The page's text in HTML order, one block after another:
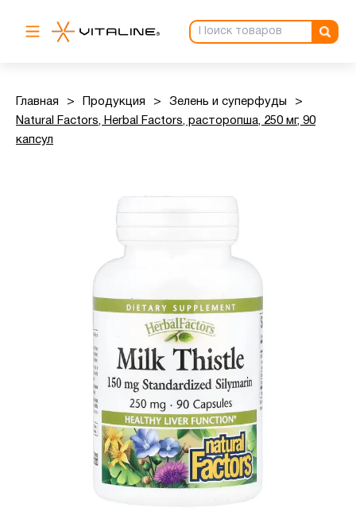
Главная > Продукция > Зелень и суперфуды
>
Natural Factors, Herbal Factors, расторопша, 250 мг, 90
капсул